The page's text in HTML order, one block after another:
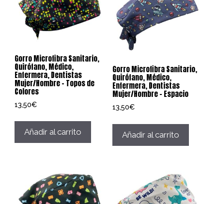
Gorro Microfibra Sanitario,
Quirófano, Médico,
Enfermera, Dentistas
Mujer/Hombre – Topos de
Colores
13,50€
Añadir al carrito
Gorro Microfibra Sanitario,
Quirófano, Médico,
Enfermera, Dentistas
Mujer/Hombre – Espacio
13,50€
Añadir al carrito